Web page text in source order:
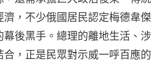
濟，不少俄國居民認定梅德韋傑
幕後黑手。總理的離地生活、涉
，正是民眾對示威一呼百應的